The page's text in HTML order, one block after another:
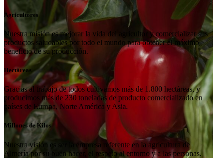
Agricultores
Nuestra misión es mejorar la vida del agricultor y comercializar sus
productos saludables por todo el mundo para obtener el máximo
beneficio de su producción.
Hectáreas
Gracias al trabajo de todos cultivamos más de 1.800 hectáreas, y
producimos más de 230 toneladas de producto comercializado en
países de Europa, Norte América y Asia.
Millones de Kilos
Nuestra visión es ser la empresa referente en la agricultura de
Almería por su buen hacer, el respeto al entorno y a las personas.